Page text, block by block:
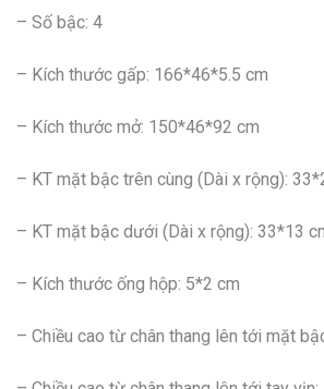
– Số bậc: 4
– Kích thước gấp: 166*46*5.5 cm
– Kích thước mở: 150*46*92 cm
– KT mặt bậc trên cùng (Dài x rộng):
– KT mặt bậc dưới (Dài x rộng): 33*13
– Kích thước ống hộp: 5*2 cm
– Chiều cao từ chân thang lên tới mặt